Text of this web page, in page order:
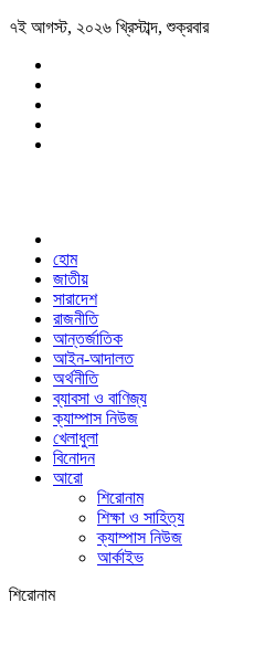
৭ই আগস্ট, ২০২৬ খ্রিস্টাব্দ, শুক্রবার
হোম
জাতীয়
সারাদেশ
রাজনীতি
আন্তর্জাতিক
আইন-আদালত
অর্থনীতি
ব্যাবসা ও বাণিজ্য
ক্যাম্পাস নিউজ
খেলাধুলা
বিনোদন
আরো
শিরোনাম
শিক্ষা ও সাহিত্য
ক্যাম্পাস নিউজ
আর্কাইভ
শিরোনাম